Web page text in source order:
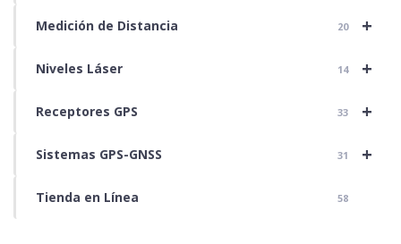
+
Medición de Distancia 20
+
Niveles Láser 14
+
Receptores GPS 33
+
Sistemas GPS-GNSS 31
Tienda en Línea 58